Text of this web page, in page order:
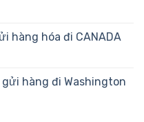
hàng hóa đi CANADA
hàng đi Washington